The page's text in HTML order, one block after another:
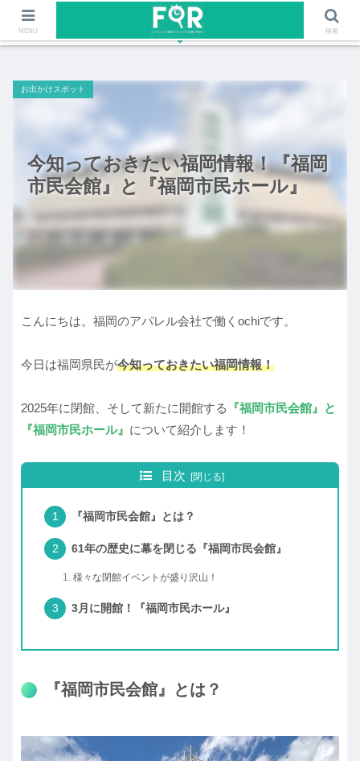
ファッションや福岡のワクワクする情報を発信！！
今知っておきたい福岡情報！『福岡
市民会館』と『福岡市民ホール』
お出かけスポット
こんにちは。福岡のアパレル会社で働くochiです。
今日は福岡県民が今知っておきたい福岡情報！
2025年に閉館、そして新たに開館する
『福岡市民会館』と
『福岡市民ホール』 について紹介します！
目次
『福岡市民会館』とは？
61年の歴史に幕を閉じる『福岡市民会館』
様々な閉館イベントが盛り沢山！
3月に開館！『福岡市民ホール』
『福岡市民会館』とは？
MENU 検索